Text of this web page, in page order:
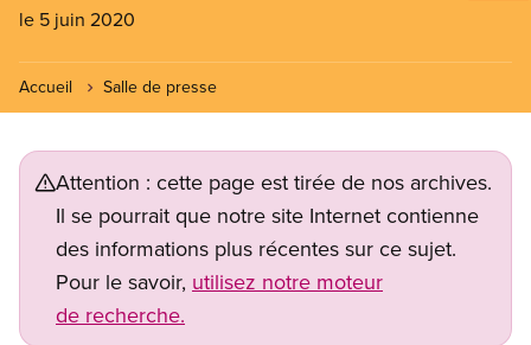
le 5 juin 2020
Accueil Salle de presse
Attention : cette page est tirée de nos archives.
Il se pourrait que notre site Internet contienne
des informations plus récentes sur ce sujet.
Pour le savoir, utilisez notre moteur
de recherche.